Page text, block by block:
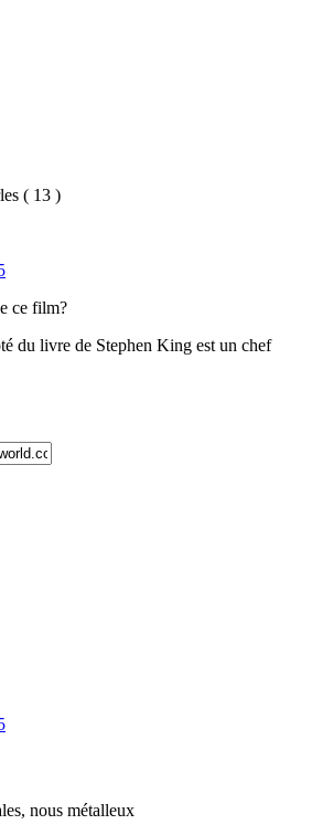
( 13 )
ce film?
du livre de Stephen King est un chef
nous métalleux